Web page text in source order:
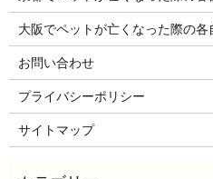
大阪でペットが亡くなった際の各
お問い合わせ
プライバシーポリシー
サイトマップ